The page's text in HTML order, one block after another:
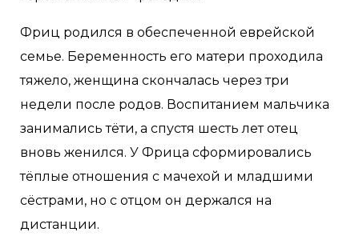
Фриц родился в обеспеченной еврейской
семье. Беременность его матери проходила
тяжело, женщина скончалась через три
недели после родов. Воспитанием мальчика
занимались тёти, а спустя шесть лет отец
вновь женился. У Фрица сформировались
тёплые отношения с мачехой и младшими
сёстрами, но с отцом он держался на
дистанции.